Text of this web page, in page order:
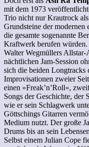
mit dem 1973
Trio nicht nur Krautrock
Grundsteine der modernen
die gesamte sogenannte
Kraftwerk berufen würden.
Walter Wegmüllers
nächtlichen Jam-Session
sich die beiden Longtracks
Improvisationen zweier
einen »Freak’n’Roll«,
Songs der Geschichte, der
wie er sein Schlagwerk
Göttschings Gitarren
Medium nutzt. Der große
Drums bis an sein
Selbst einem Julian Cope